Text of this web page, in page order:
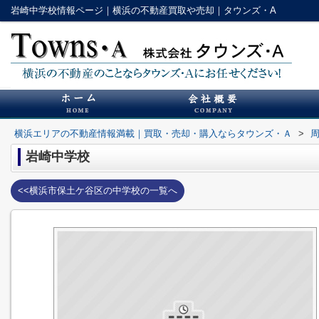
岩崎中学校情報ページ｜横浜の不動産買取や売却｜タウンズ・A
横浜エリアの不動産情報満載｜買取・売却・購入ならタウンズ・Ａ >
岩崎中学校
<<横浜市保土ケ谷区の中学校の一覧へ